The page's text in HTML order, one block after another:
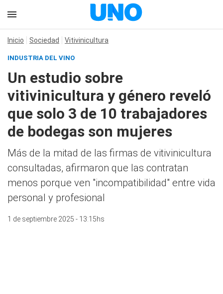
Inicio Sociedad Vitivinicultura
INDUSTRIA DEL VINO
Un estudio sobre
vitivinicultura y género reveló
que solo 3 de 10 trabajadores
de bodegas son mujeres
Más de la mitad de las firmas de vitivinicultura
consultadas, afirmaron que las contratan
menos porque ven "incompatibilidad" entre vida
personal y profesional
1 de septiembre 2025 - 13:15hs